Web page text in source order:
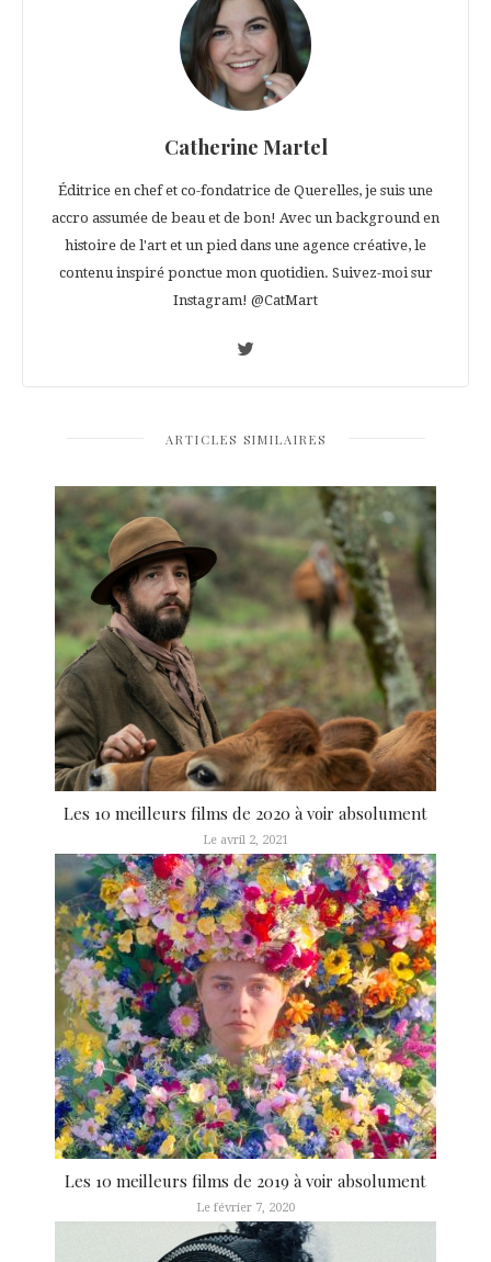
Catherine Martel
Éditrice en chef et co-fondatrice de Querelles, je suis une
accro assumée de beau et de bon! Avec un background en
histoire de l'art et un pied dans une agence créative, le
contenu inspiré ponctue mon quotidien. Suivez-moi sur
Instagram! @CatMart
ARTICLES SIMILAIRES
Les 10 meilleurs films de 2020 à voir absolument
Le avril 2, 2021
Les 10 meilleurs films de 2019 à voir absolument
Le février 7, 2020